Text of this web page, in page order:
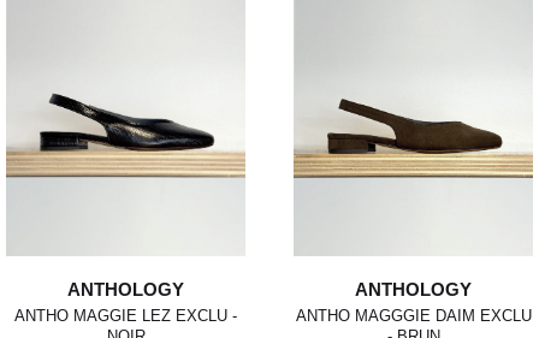
ANTHOLOGY
ANTHO MAGGIE LEZ EXCLU -
ANTHOLOGY
ANTHO MAGGGIE DAIM EXCLU